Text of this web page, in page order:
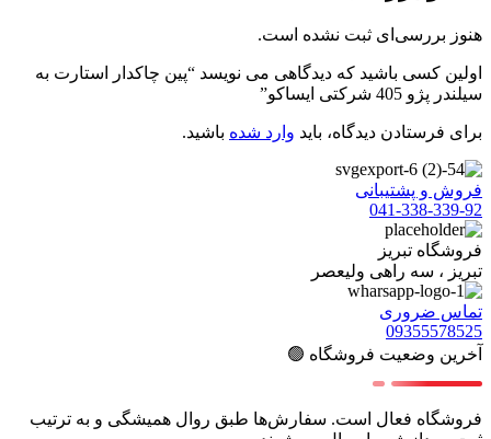
فروش و پشتیبانی
041-338-339-92
فروشگاه تبریز
تبریز ، سه راهی ولیعصر
تماس ضروری
09355578525
آخرین وضعیت فروشگاه 🟢
فروشگاه فعال است. سفارش‌ها طبق روال همیشگی و به ترتیب
ثبت، پردازش و ارسال می‌شوند.
پشتیبانی
پشتیبانی سریع مهمترین هدف برای تیم ایرانخودرو پارت هست.
همیشه میتونین روی پاسخگویی ما حساب کنین :)